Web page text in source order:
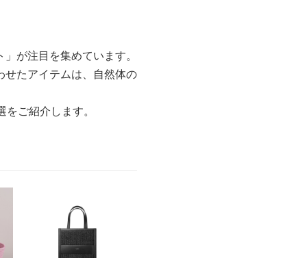
が注目を集めています。
せたアイテムは、自然体の
ご紹介します。